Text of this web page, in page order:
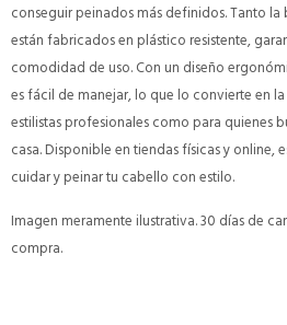
conseguir peinados más definidos. Tanto
están fabricados en plástico resistente,
comodidad de uso. Con un diseño
es fácil de manejar, lo que lo convierte en
estilistas profesionales como para quienes
casa. Disponible en tiendas físicas y online,
cuidar y peinar tu cabello con estilo.
Imagen meramente ilustrativa. 30 días de
compra.